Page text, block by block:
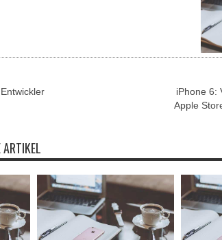
iPhone 6:
Apple
ARTIKEL